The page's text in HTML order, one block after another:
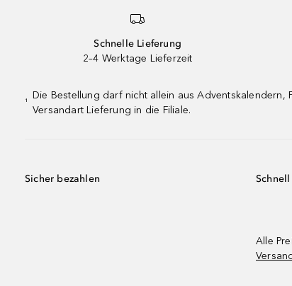
Schnelle Lieferung
2–4 Werktage Lieferzeit
¹
Die Bestellung darf nicht allein aus
Versandart Lieferung in die Filiale.
Sicher bezahlen
Alle